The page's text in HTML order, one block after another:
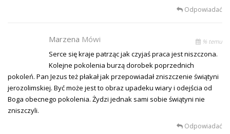
Odpowiadać
Marzena Mówi % temu
Serce się kraje patrząc jak czyjaś praca jest niszczona.
Kolejne pokolenia burzą dorobek poprzednich
pokoleń. Pan Jezus też płakał jak przepowiadał zniszczenie świątyni
jerozolimskiej. Być może jest to obraz upadeku wiary i odejścia od
Boga obecnego pokolenia. Żydzi jednak sami sobie świątyni nie
zniszczyli.
Odpowiadać